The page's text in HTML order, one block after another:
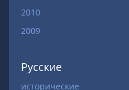
2010
2009
Русские
исторические